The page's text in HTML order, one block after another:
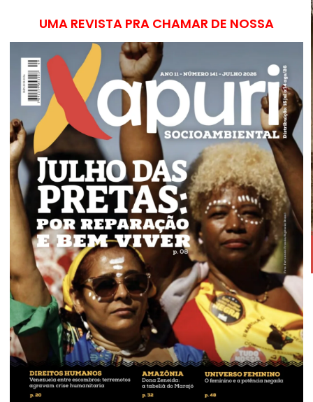
UMA REVISTA PRA CHAMAR DE NOSSA